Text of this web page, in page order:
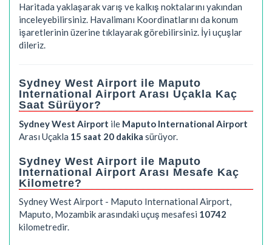
Haritada yaklaşarak varış ve kalkış noktalarını yakından
inceleyebilirsiniz. Havalimanı Koordinatlarını da konum
işaretlerinin üzerine tıklayarak görebilirsiniz. İyi uçuşlar
dileriz.
Sydney West Airport ile Maputo
International Airport Arası Uçakla Kaç
Saat Sürüyor?
Sydney West Airport ile Maputo International Airport
Arası Uçakla 15 saat 20 dakika sürüyor.
Sydney West Airport ile Maputo
International Airport Arası Mesafe Kaç
Kilometre?
Sydney West Airport - Maputo International Airport,
Maputo, Mozambik arasındaki uçuş mesafesi 10742
kilometredir.